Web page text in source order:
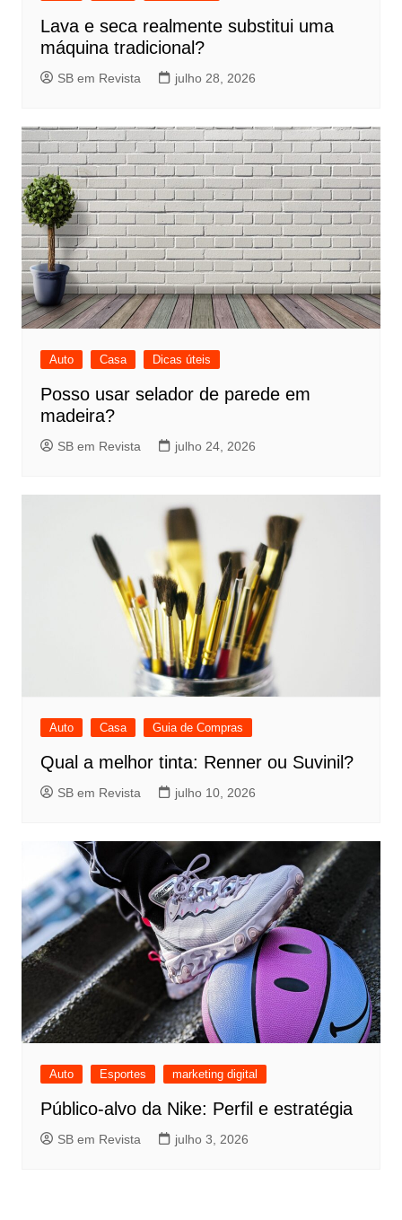
Lava e seca realmente substitui uma
máquina tradicional?
SB em Revista julho 28, 2026
Auto Casa Dicas úteis
Posso usar selador de parede em
madeira?
SB em Revista julho 24, 2026
Auto Casa Guia de Compras
Qual a melhor tinta: Renner ou Suvinil?
SB em Revista julho 10, 2026
Auto Esportes marketing digital
Público-alvo da Nike: Perfil e estratégia
SB em Revista julho 3, 2026